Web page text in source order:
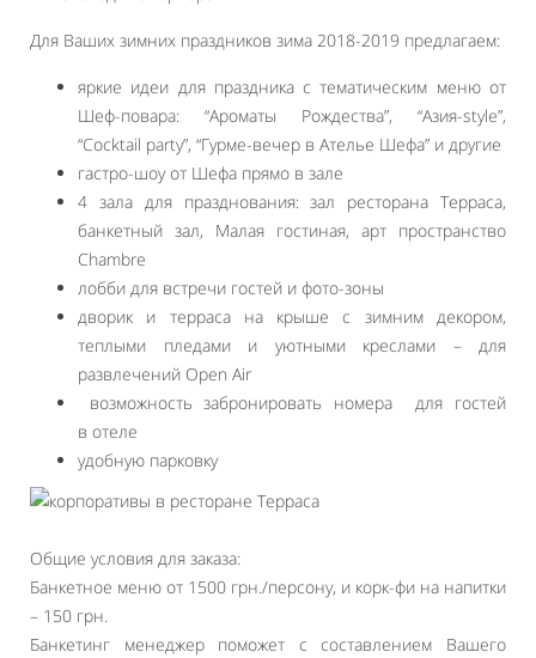
Для Ваших зимних праздников зима 2018-2019 предлагаем:
яркие идеи для праздника с тематическим меню от
Шеф-повара: “Ароматы Рождества”, “Азия-style”,
“Cocktail party”, “Гурме-вечер в Ателье Шефа” и другие
гастро-шоу от Шефа прямо в зале
4 зала для празднования: зал ресторана Терраса,
банкетный зал, Малая гостиная, арт пространство
Chambre
лобби для встречи гостей и фото-зоны
дворик и терраса на крыше с зимним декором,
теплыми пледами и уютными креслами – для
развлечений Open Air
возможность забронировать номера для гостей
в отеле
удобную парковку
Общие условия для заказа:
Банкетное меню от 1500 грн./персону, и корк-фи на напитки
– 150 грн.
Банкетинг менеджер поможет с составлением Вашего